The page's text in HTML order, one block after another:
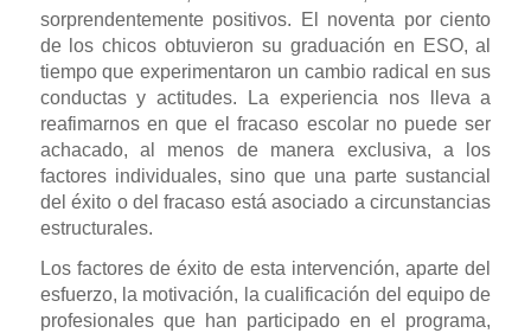
sorprendentemente positivos. El noventa por ciento
de los chicos obtuvieron su graduación en ESO, al
tiempo que experimentaron un cambio radical en sus
conductas y actitudes. La experiencia nos lleva a
reafimarnos en que el fracaso escolar no puede ser
achacado, al menos de manera exclusiva, a los
factores individuales, sino que una parte sustancial
del éxito o del fracaso está asociado a circunstancias
estructurales.
Los factores de éxito de esta intervención, aparte del
esfuerzo, la motivación, la cualificación del equipo de
profesionales que han participado en el programa,